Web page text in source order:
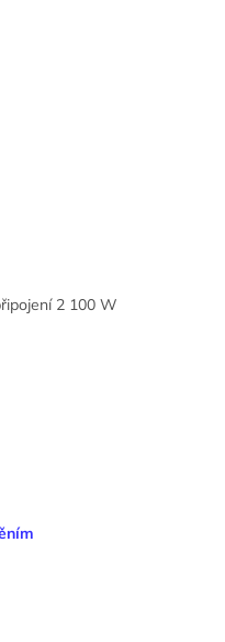
2 100 W